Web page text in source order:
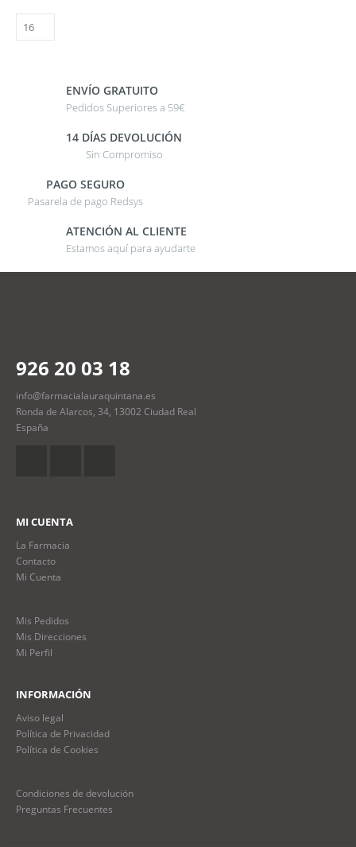
ENVÍO GRATUITO
Pedidos Superiores a 59€
14 DÍAS DEVOLUCIÓN
Sin Compromiso
PAGO SEGURO
Pasarela de pago Redsys
ATENCIÓN AL CLIENTE
Estamos aquí para ayudarte
926 20 03 18
info@farmacialauraquintana.es
Ronda de Alarcos, 34, 13002 Ciudad Real
España
MI CUENTA
La Farmacia
Contacto
Mi Cuenta
Mis Pedidos
Mis Direcciones
Mi Perfil
INFORMACIÓN
Aviso legal
Política de Privacidad
Política de Cookies
Condiciones de devolución
Preguntas Frecuentes